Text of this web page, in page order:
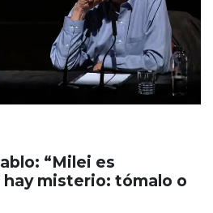
“Milei es
misterio: tómalo o